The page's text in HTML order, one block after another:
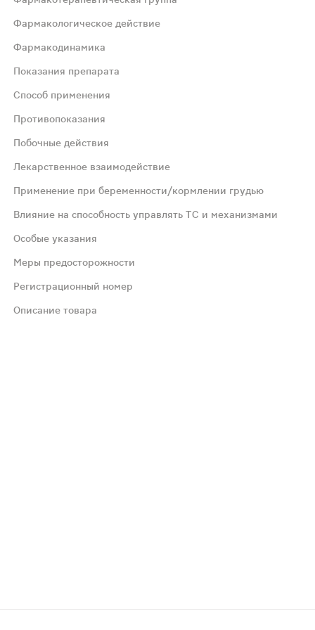
и некоторое иммуномодулирующее
- Растворение мелких и средних
сном, не разжевывая и запивая небольшим
запор, транзиторное повышение активности
Фармакологическое действие
Фармакодинамика
Показания препарата
Способ применения
Противопоказания
Побочные действия
Лекарственное взаимодействие
Применение при беременности/кормлении грудью
Влияние на способность управлять ТС и механизмами
Особые указания
Меры предосторожности
Регистрационный номер
Описание товара